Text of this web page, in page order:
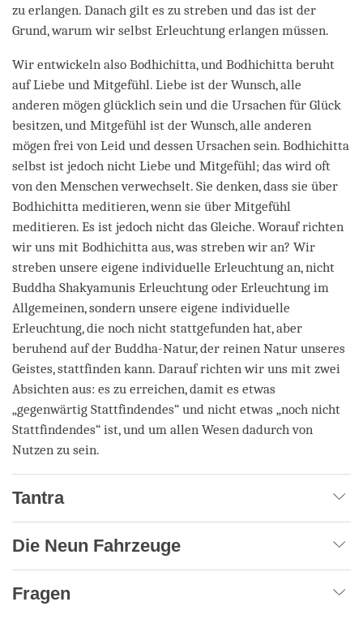
zu erlangen. Danach gilt es zu streben und das ist der
Grund, warum wir selbst Erleuchtung erlangen müssen.
Wir entwickeln also Bodhichitta, und Bodhichitta beruht
auf Liebe und Mitgefühl. Liebe ist der Wunsch, alle
anderen mögen glücklich sein und die Ursachen für Glück
besitzen, und Mitgefühl ist der Wunsch, alle anderen
mögen frei von Leid und dessen Ursachen sein. Bodhichitta
selbst ist jedoch nicht Liebe und Mitgefühl; das wird oft
von den Menschen verwechselt. Sie denken, dass sie über
Bodhichitta meditieren, wenn sie über Mitgefühl
meditieren. Es ist jedoch nicht das Gleiche. Worauf richten
wir uns mit Bodhichitta aus, was streben wir an? Wir
streben unsere eigene individuelle Erleuchtung an, nicht
Buddha Shakyamunis Erleuchtung oder Erleuchtung im
Allgemeinen, sondern unsere eigene individuelle
Erleuchtung, die noch nicht stattgefunden hat, aber
beruhend auf der Buddha-Natur, der reinen Natur unseres
Geistes, stattfinden kann. Darauf richten wir uns mit zwei
Absichten aus: es zu erreichen, damit es etwas
„gegenwärtig Stattfindendes“ und nicht etwas „noch nicht
Stattfindendes“ ist, und um allen Wesen dadurch von
Nutzen zu sein.
Tantra
Die Neun Fahrzeuge
Fragen